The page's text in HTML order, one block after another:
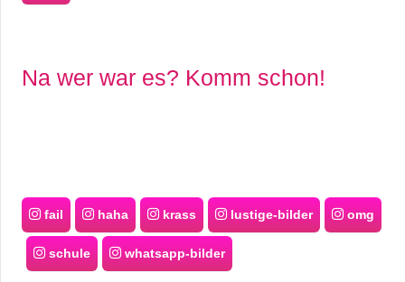
Na wer war es? Komm schon!
fail haha krass lustige-bilder omg
schule whatsapp-bilder